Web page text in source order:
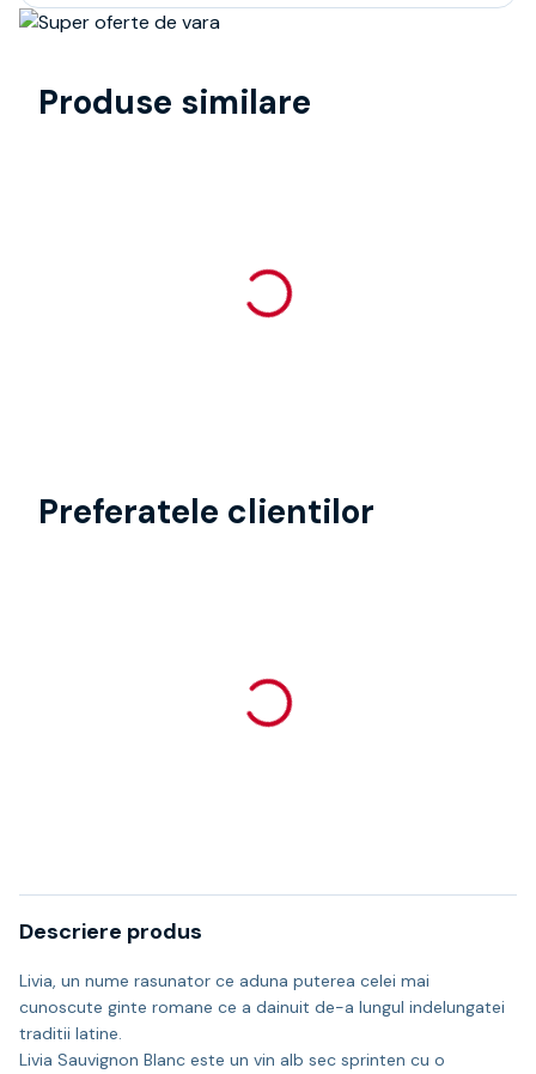
Produse similare
Preferatele clientilor
Descriere produs
Livia, un nume rasunator ce aduna puterea celei mai
cunoscute ginte romane ce a dainuit de-a lungul indelungatei
traditii latine.
Livia Sauvignon Blanc este un vin alb sec sprinten cu o